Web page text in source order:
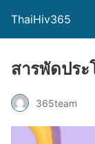
ThaiHiv365
สารพัดประ
365team